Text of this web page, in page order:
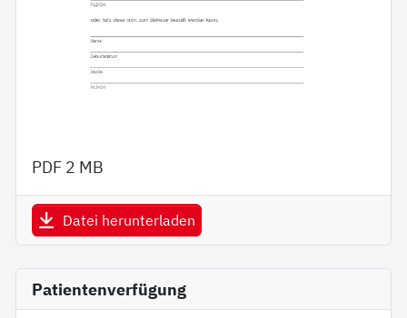
PDF 2 MB
Datei herunterladen
Patientenverfügung